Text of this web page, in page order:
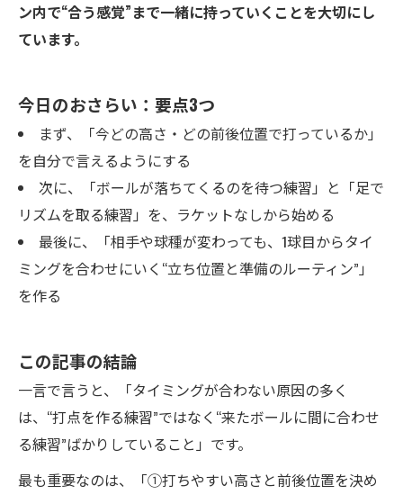
ン内で“合う感覚”まで一緒に持っていくことを大切にし
ています。
今日のおさらい：要点3つ
まず、「今どの高さ・どの前後位置で打っているか」
を自分で言えるようにする
次に、「ボールが落ちてくるのを待つ練習」と「足で
リズムを取る練習」を、ラケットなしから始める
最後に、「相手や球種が変わっても、1球目からタイ
ミングを合わせにいく“立ち位置と準備のルーティン”」
を作る
この記事の結論
一言で言うと、「タイミングが合わない原因の多く
は、“打点を作る練習”ではなく“来たボールに間に合わせ
る練習”ばかりしていること」です。
最も重要なのは、「①打ちやすい高さと前後位置を決め